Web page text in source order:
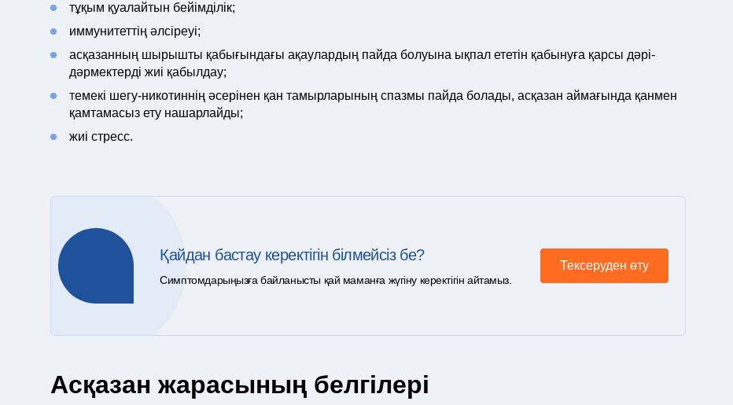
тұқым қуалайтын бейімділік;
иммунитеттің әлсіреуі;
асқазанның шырышты қабығындағы ақаулардың пайда болуына ықпал ететін қабынуға қарсы дәрі-
дәрмектерді жиі қабылдау;
темекі шегу-никотиннің әсерінен қан тамырларының спазмы пайда болады, асқазан аймағында қанмен
қамтамасыз ету нашарлайды;
жиі стресс.
Қайдан бастау керектігін білмейсіз бе?
Симптомдарыңызға байланысты қай маманға жүгіну керектігін айтамыз.
Тексеруден өту
Асқазан жарасының белгілері